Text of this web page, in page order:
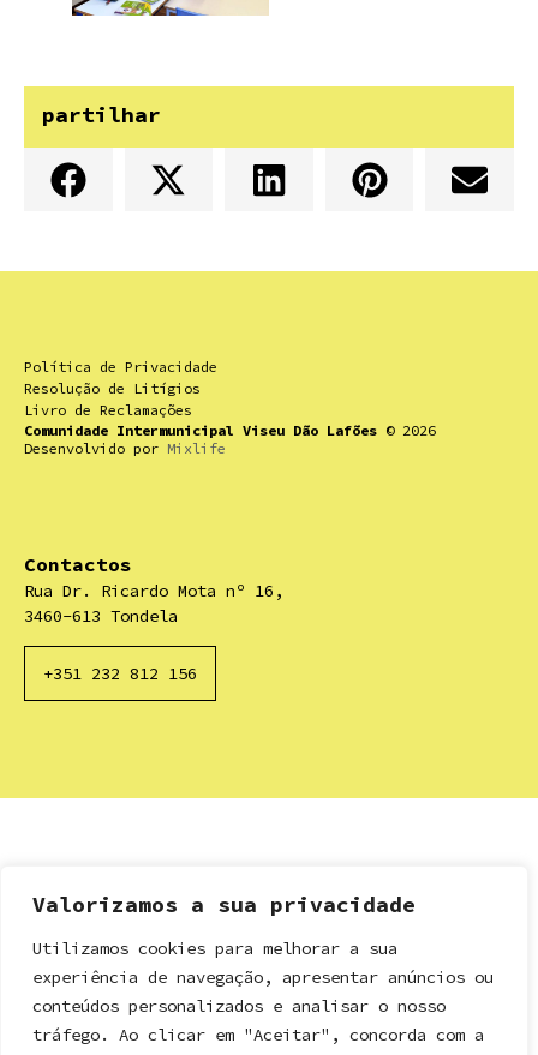
Valorizamos a sua privacidade
Utilizamos cookies para melhorar a sua
experiência de navegação, apresentar anúncios ou
conteúdos personalizados e analisar o nosso
tráfego. Ao clicar em "Aceitar", concorda com a
partilhar
Política de Privacidade
Resolução de Litígios
Livro de Reclamações
Comunidade Intermunicipal Viseu Dão Lafões © 2026
Desenvolvido por Mixlife
Contactos
Rua Dr. Ricardo Mota nº 16,
3460-613 Tondela
+351 232 812 156